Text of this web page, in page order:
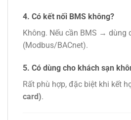
4. Có kết nối BMS không?
Không. Nếu cần BMS → dùng
(Modbus/BACnet).
5. Có dùng cho khách sạn
Rất phù hợp, đặc biệt khi kết
card).